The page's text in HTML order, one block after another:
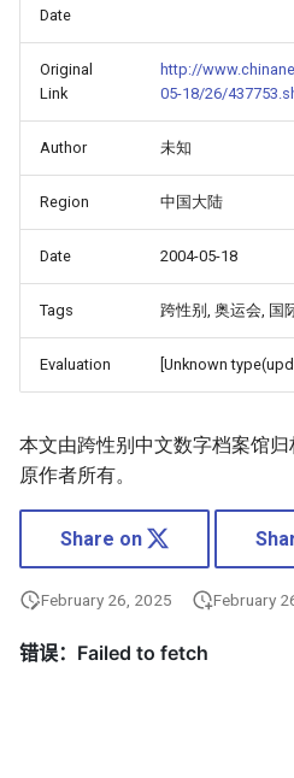
Date
Original
Link
http://
05-18/26/
Author 未知
Region 中国大陆
Date 2004-05-18
Tags 跨性别, 奥运会, 国
Evaluation [Unknown
本文由跨性别中文数字档案馆
原作者所有。
Share on
February 26, 2025 February